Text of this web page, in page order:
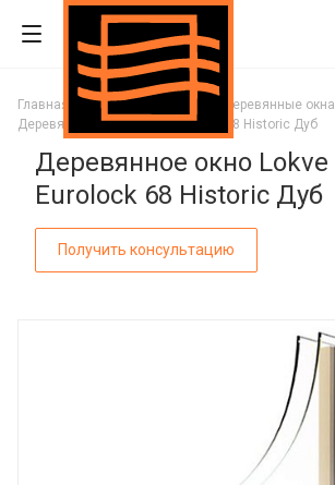
Главная Каталог Деревянные окна
Деревянное окно Lokve Eurolock 68 Historic Дуб
Деревянное окно Lokve
Eurolock 68 Historic Дуб
Получить консультацию